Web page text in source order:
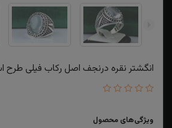
انگشتر نقره درنجف اصل رکاب فیلی طرح
ویژگی‌های محصول